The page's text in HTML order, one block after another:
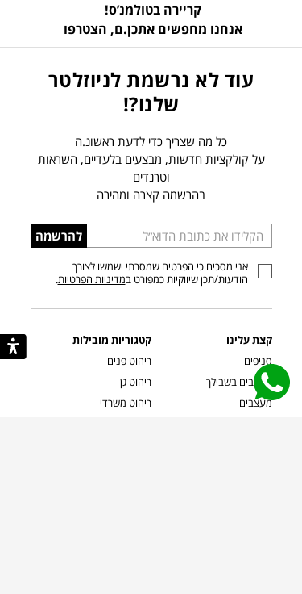
קריירה בטולמנ’ס!
אנחנו מחפשים אתכן.ם, הצטרפו
עוד לא נרשמת לניוזלטר
שלנו?!
כל מה שצריך כדי לדעת ראשונ.ה
על קולקציות חדשות, מבצעים בלעדיים, השראות
וטרנדים
בהרשמה קצרה ומהירה
הכניסו
כתובת
דוא”ל
להרשמה
אני מסכים כי הפרטים שמסרתי ישמשו לצורך
הודעות/תכן שיווקיות כמפורט במדיניות הפרטיות.
קצת עלינו
סניפים
מעצבים בשבילך
מעצבים
קטגוריות מובילות
ריהוט פנים
ריהוט גן
ריהוט משרדי